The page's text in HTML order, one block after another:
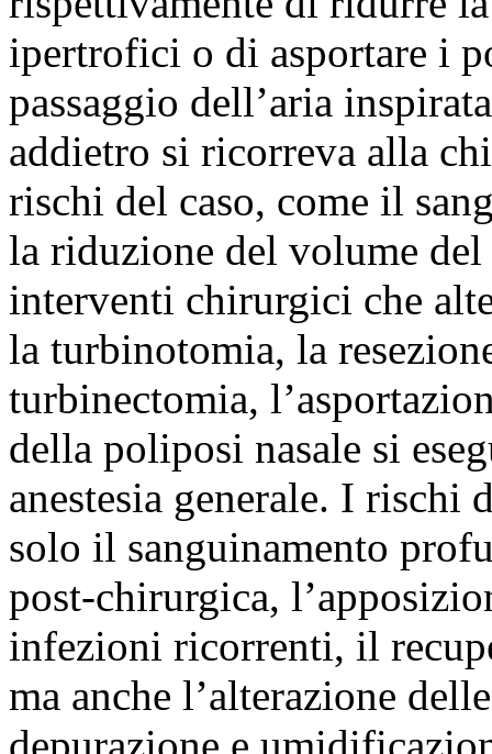
ipertrofici o di asportare i
passaggio dell’aria
addietro si ricorreva alla
rischi del caso, come il
la riduzione del volume
interventi chirurgici che
la turbinotomia, la
turbinectomia,
della poliposi nasale si
anestesia generale. I rischi
solo il sanguinamento
post-chirurgica,
infezioni ricorrenti, il
ma anche l’alterazione